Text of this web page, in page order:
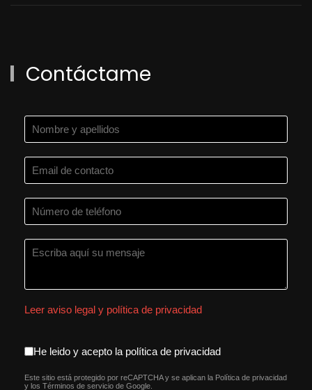
Contáctame
Leer aviso legal y política de privacidad
aceptacion política de
He leido y acepto la política de privacidad
Este sitio está protegido por reCAPTCHA y se aplican la Política de privacidad
y los Términos de servicio de Google.